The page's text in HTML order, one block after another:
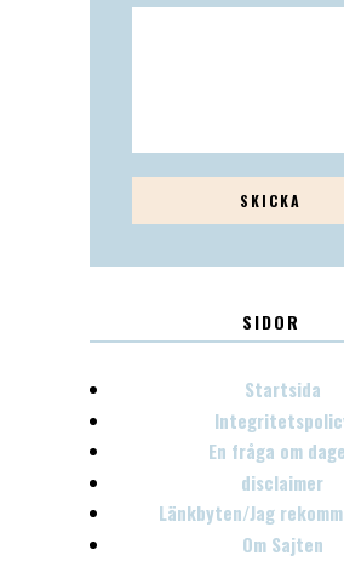
SIDOR
Startsida
En fråga om
disclaimer
Länkbyten/Jag
Om Sajten